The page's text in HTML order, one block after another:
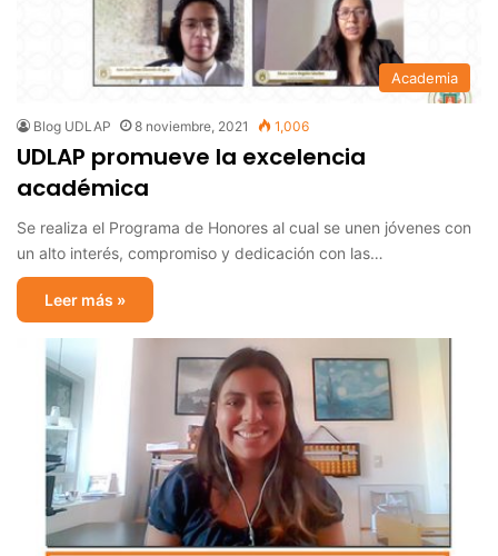
Academia
Blog UDLAP 8 noviembre, 2021 1,006
UDLAP promueve la excelencia
académica
Se realiza el Programa de Honores al cual se unen jóvenes con
un alto interés, compromiso y dedicación con las…
Leer más »